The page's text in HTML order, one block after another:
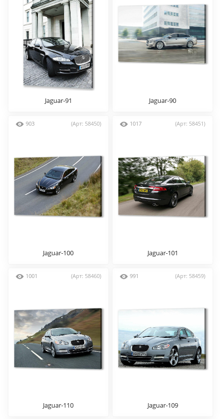
Jaguar-91 Jaguar-90
903 (Арт: 58450)
Jaguar-100
1017 (Арт: 58451)
Jaguar-101
1001 (Арт: 58460)
Jaguar-110
991 (Арт: 58459)
Jaguar-109